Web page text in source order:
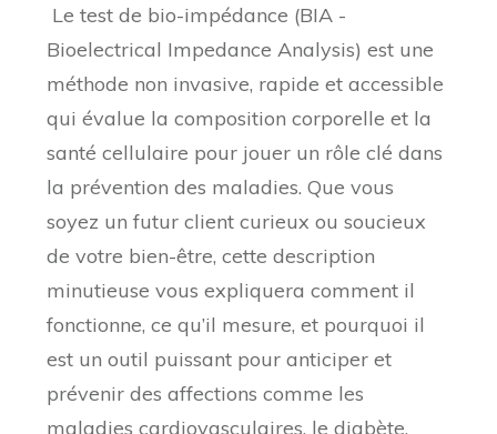
Le test de bio-impédance (BIA -
Bioelectrical Impedance Analysis) est une
méthode non invasive, rapide et accessible
qui évalue la composition corporelle et la
santé cellulaire pour jouer un rôle clé dans
la prévention des maladies. Que vous
soyez un futur client curieux ou soucieux
de votre bien-être, cette description
minutieuse vous expliquera comment il
fonctionne, ce qu’il mesure, et pourquoi il
est un outil puissant pour anticiper et
prévenir des affections comme les
maladies cardiovasculaires, le diabète,